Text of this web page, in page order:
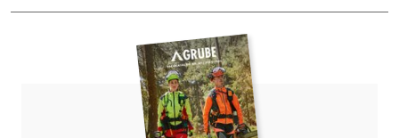
Ausziehbarer Kreidehalter
Modellbezeichnung
Flip 2.0 mit Karabiner